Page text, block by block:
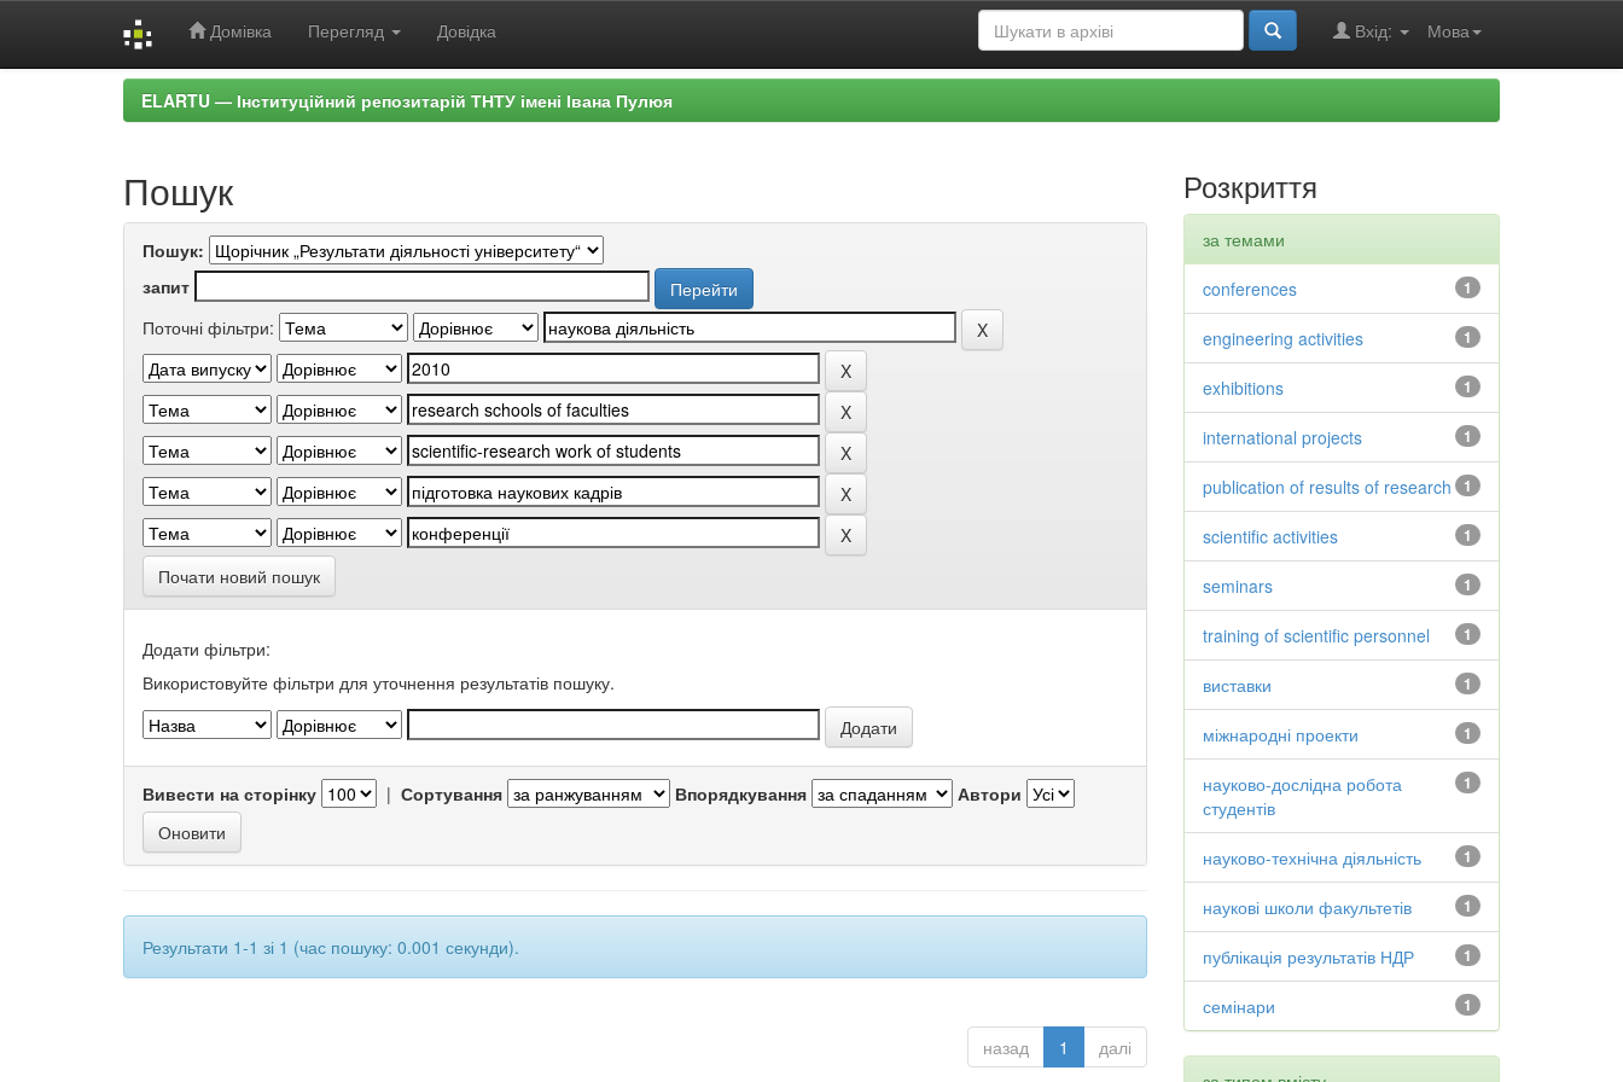
Домівка Перегляд Довідка Мова
Вхід:
ELARTU — Інституційний репозитарій ТНТУ імені Івана Пулюя
Пошук
Пошук:
запит
Поточні фільтри:
Почати новий пошук
Додати фільтри:
Використовуйте фільтри для уточнення результатів пошуку.
Вивести на сторінку | Сортування Впорядкування Автори
Результати 1-1 зі 1 (час пошуку: 0.001 секунди).
назад 1 далі
Розкриття
за темами
1
conferences
1
engineering activities
1
exhibitions
1
international projects
1
publication of results of research
1
scientific activities
1
seminars
1
training of scientific personnel
1
виставки
1
міжнародні проекти
1
науково-дослідна робота
студентів
1
науково-технічна діяльність
1
наукові школи факультетів
1
публікація результатів НДР
1
семінари